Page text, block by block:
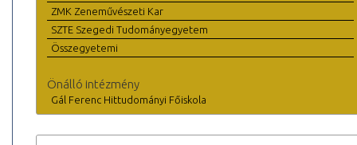
ZMK Zeneművészeti Kar
SZTE Szegedi Tudományegyetem
Összegyetemi
Önálló intézmény
Gál Ferenc Hittudományi Főiskola